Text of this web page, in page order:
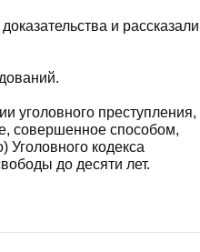
и рассказали
уголовного преступления,
совершенное способом,
кодекса
до десяти лет.